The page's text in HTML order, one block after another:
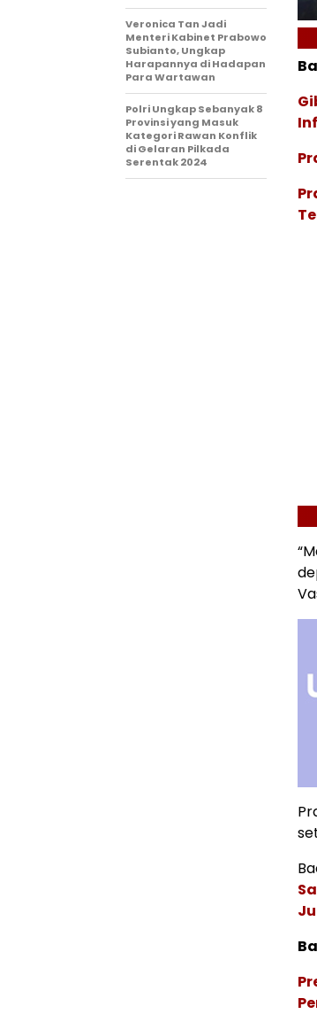
Veronica Tan Jadi
Menteri Kabinet Prabowo
Subianto, Ungkap
Harapannya di Hadapan
Para Wartawan
Polri Ungkap Sebanyak 8
Provinsi yang Masuk
Kategori Rawan Konflik
di Gelaran Pilkada
Serentak 2024